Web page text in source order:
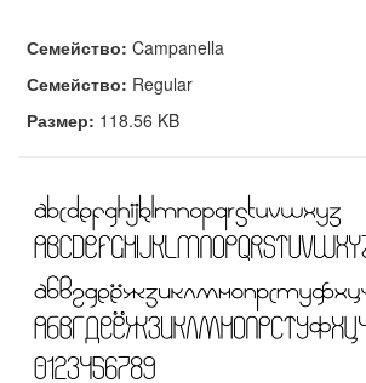
Семейство: Campanella
Семейство: Regular
Размер: 118.56 KB